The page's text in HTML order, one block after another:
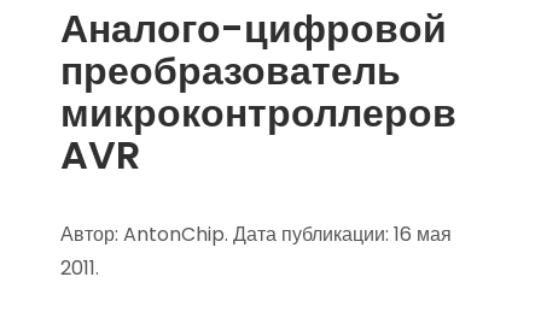
Аналого-цифровой
преобразователь
микроконтроллеров
AVR
Автор: AntonChip. Дата публикации: 16 мая
2011.